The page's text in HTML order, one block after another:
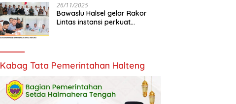
26/11/2025
Bawaslu Halsel gelar Rakor
Lintas instansi perkuat
Kabag Tata Pemerintahan Halteng